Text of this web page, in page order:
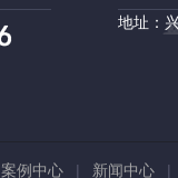
地址：
案例中心 | 新闻中心 |